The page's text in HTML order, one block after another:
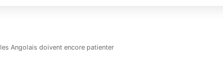
Angolais doivent encore patienter